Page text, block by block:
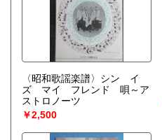
〈昭和歌謡楽譜〉シン イ
ズ マイ フレンド 唄～ア
ストロノーツ
￥2,500